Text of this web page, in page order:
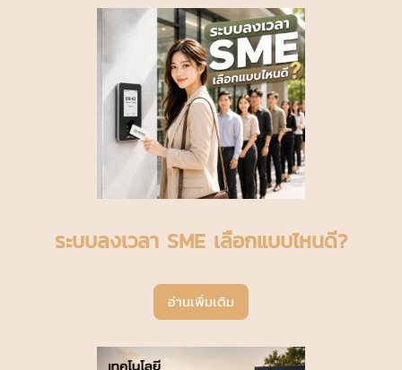
ระบบลงเวลา SME เลือกแบบไหนดี?
อ่านเพิ่มเติม